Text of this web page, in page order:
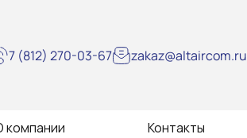
7 (812) 270-03-67 zakaz@altaircom.ru
компании Контакты